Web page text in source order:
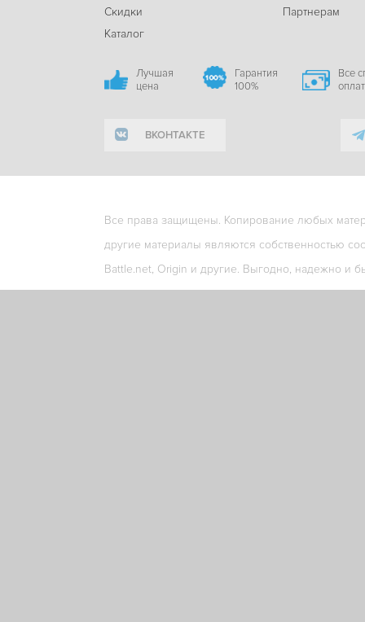
Скидки
Каталог
Партнерам
Лучшая
цена
Гарантия
100%
Все
ВКОНТАКТЕ
Все права защищены. Копирование любых
другие материалы являются собственностью
Battle.net, Origin и другие. Выгодно, надежно и